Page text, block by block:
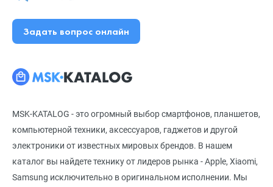
MSK-KATALOG - это огромный выбор смартфонов, планшетов,
компьютерной техники, аксессуаров, гаджетов и другой
электроники от известных мировых брендов. В нашем
каталог вы найдете технику от лидеров рынка - Apple, Xiaomi,
Samsung исключительно в оригинальном исполнении. Мы
Задать вопрос онлайн